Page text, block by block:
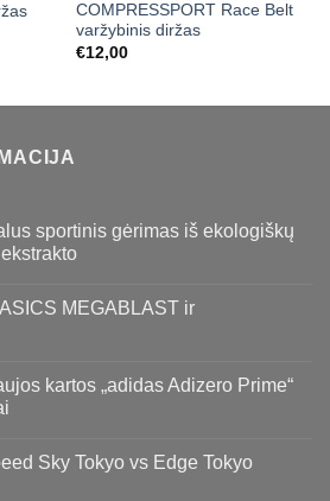
COMPRESSPORT Race Belt
varžybinis diržas
€12,00
sportinis gėrimas iš ekologiškų
MEGABLAST ir
kartos „adidas Adizero Prime“
Sky Tokyo vs Edge Tokyo